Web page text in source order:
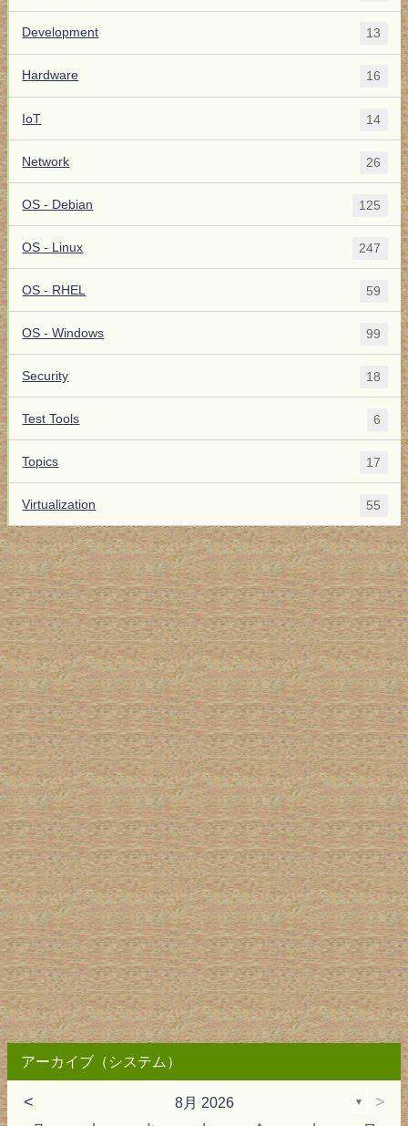
Development 13
Hardware 16
IoT 14
Network 26
OS - Debian 125
OS - Linux 247
OS - RHEL 59
OS - Windows 99
Security 18
Test Tools 6
Topics 17
Virtualization 55
アーカイブ（システム）
< 8月 2026 ▼ >